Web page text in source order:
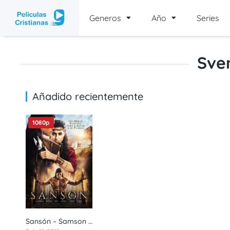
Generos Año Series
Añadido recientemente
4.4
1080p
Sansón – Samson (2018) 1080p latino